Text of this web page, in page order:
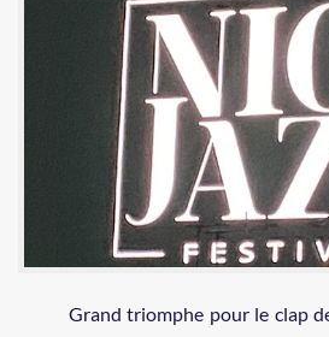
Grand triomphe pour le clap